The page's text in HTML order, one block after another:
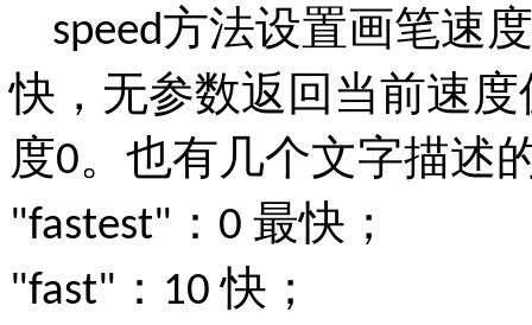
speed方法设置画笔速
快，无参数返回当前速
度0。也有几个文字描述
"fastest" ： 0 最快；
"fast" ： 10快；